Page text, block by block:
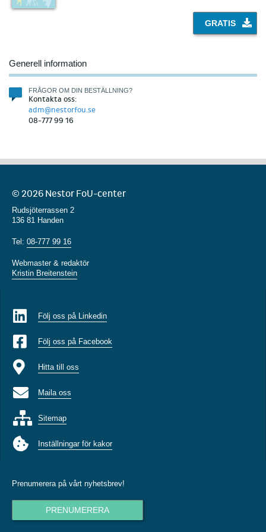
GRATIS
Generell information
FRÅGOR OM DIN BESTÄLLNING?
Kontakta oss:
adm@nestorfou.se
08-777 99 16
© 2026 Nestor FoU-center
Rudsjöterrassen 2
136 81 Handen
Tel: 08-777 99 16
Webmaster & redaktör
Kristin Breitenstein
Följ oss på Linkedin
Följ oss på Facebook
Hitta till oss
Maila oss
Sitemap
Inställningar för kakor
Prenumerera på vårt nyhetsbrev!
PRENUMERERA